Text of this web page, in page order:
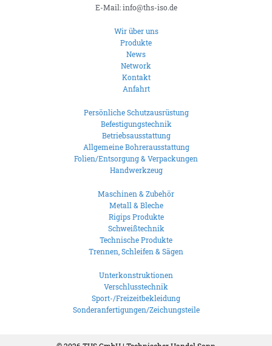
E-Mail: info@ths-iso.de
Wir über uns
Produkte
News
Network
Kontakt
Anfahrt
Persönliche Schutzausrüstung
Befestigungstechnik
Betriebsausstattung
Allgemeine Bohrerausstattung
Folien/Entsorgung & Verpackungen
Handwerkzeug
Maschinen & Zubehör
Metall & Bleche
Rigips Produkte
Schweißtechnik
Technische Produkte
Trennen, Schleifen & Sägen
Unterkonstruktionen
Verschlusstechnik
Sport-/Freizeitbekleidung
Sonderanfertigungen/Zeichungsteile